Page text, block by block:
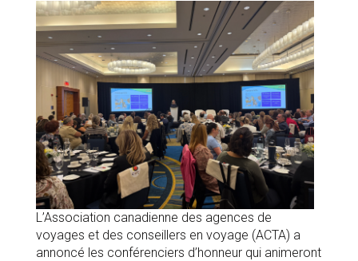
L’Association canadienne des agences de
voyages et des conseillers en voyage (ACTA) a
annoncé les conférenciers d’honneur qui animeront